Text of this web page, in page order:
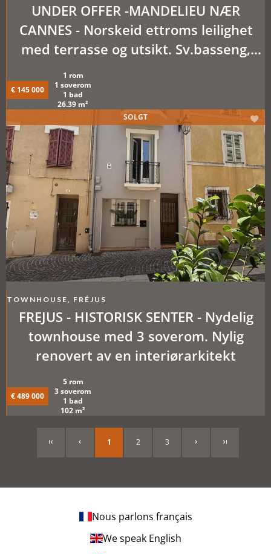
UNDER OFFER -MANDELIEU NÆR
CANNES - Norskeid ettroms leilighet
med terrasse og utsikt. Sv.basseng,
tennis, parkeringsplass*.
€ 145 000
1 rom
1 soverom
1 bad
26.39 m²
TOWNHOUSE, FRÉJUS
FREJUS - HISTORISK SENTER - Nydelig
townhouse med 3 soverom. Nylig
renovert av en interiørarkitekt
€ 489 000
5 rom
3 soverom
1 bad
102 m²
SOLGT
1 2 3
Nous parlons français
We speak English